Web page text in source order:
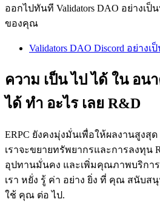
ออกไปทันที Validators DAO อย่างเ
ของคุณ
Validators DAO Discord อย่างเ
ความ เป็น ไป ได้ ใน อน
ได้ ทํา อะไร เลย R&D
ERPC ยังคงมุ่งมั่นเพื่อให้ผลงานสูงสุ
เราจะขยายทรัพยากรและการลงทุน
อุปทานมั่นคง และเพิ่มคุณภาพบริการ
เรา หยั่ง รู้ ค่า อย่าง ยิ่ง ที่ คุณ สนับส
ใช้ คุณ ต่อ ไป.